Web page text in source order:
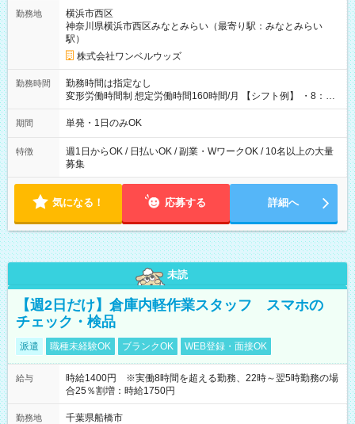
勤務地
横浜市西区
神奈川県横浜市西区みなとみらい（最寄り駅：みなとみらい
駅）
株式会社ワンベルウッズ
勤務時間
勤務時間は指定なし
変形労働時間制 想定労働時間160時間/月 【シフト例】 ・8：00
～21：00
期間 単発・1日のみOK
特徴
週1日からOK / 日払いOK / 副業・WワークOK / 10名以上の大量
募集
気になる！ 応募する 詳細へ
未読
【週2日だけ】倉庫内軽作業スタッフ スマホの
チェック・検品
派遣 職種未経験OK ブランクOK WEB登録・面接OK
給与
時給1400円 ※実働8時間を超える勤務、22時～翌5時勤務の場
合25％割増：時給1750円
勤務地
千葉県船橋市